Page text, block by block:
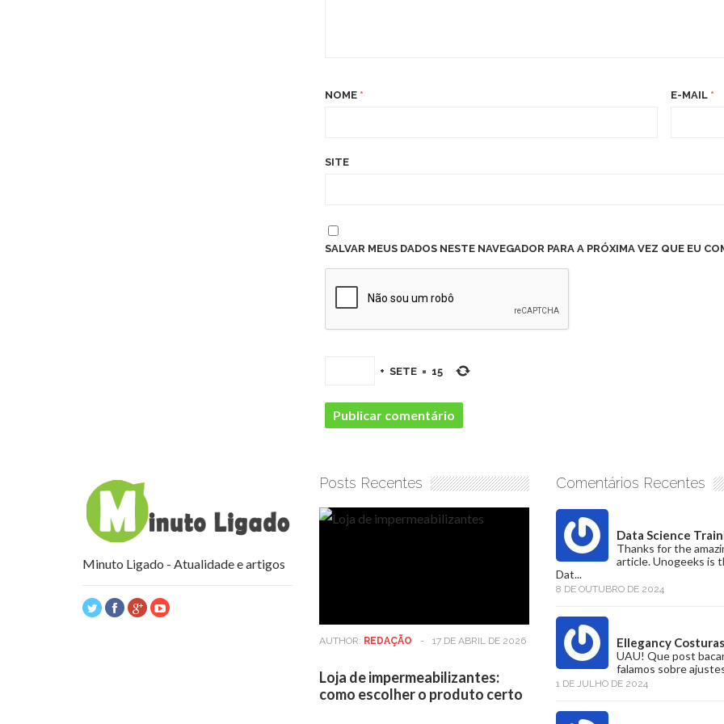
NOME * E-MAIL *
SITE
SALVAR MEUS DADOS NESTE NAVEGADOR PARA A PRÓXIMA VEZ QUE EU
+ SETE = 15
Minuto Ligado - Atualidade e artigos
Posts Recentes
AUTHOR: REDAÇÃO - 17 DE ABRIL DE 2026
Loja de impermeabilizantes:
como escolher o produto certo
Comentários Recentes
Data Science
Thanks for the
article. Unogeeks is
Dat...
8 DE OUTUBRO DE 2024
Ellegancy Costuras
UAU! Que post
falamos sobre
1 DE JULHO DE 2024